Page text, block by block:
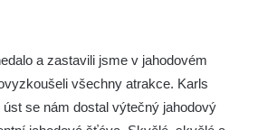
a zastavili jsme v jahodovém
všechny atrakce. Karls
se nám dostal výtečný jahodový